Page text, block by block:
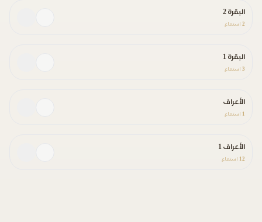
البقرة 2
2 استماع
البقرة 1
3 استماع
الأعراف
1 استماع
الأعراف 1
12 استماع